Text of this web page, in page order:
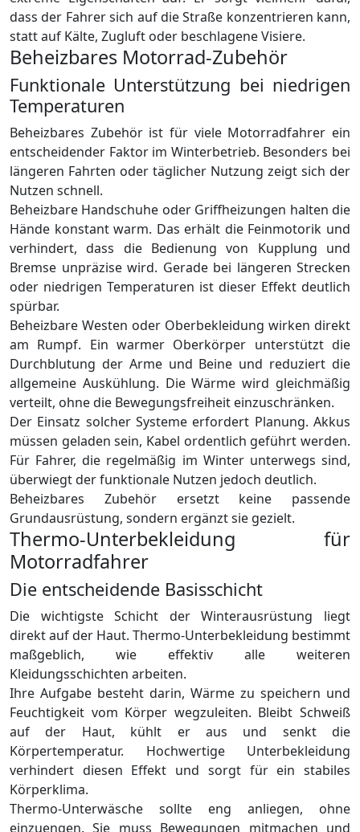
dass der Fahrer sich auf die Straße konzentrieren kann,
statt auf Kälte, Zugluft oder beschlagene Visiere.
Beheizbares Motorrad-Zubehör
Funktionale Unterstützung bei niedrigen
Temperaturen
Beheizbares Zubehör ist für viele Motorradfahrer ein
entscheidender Faktor im Winterbetrieb. Besonders bei
längeren Fahrten oder täglicher Nutzung zeigt sich der
Nutzen schnell.
Beheizbare Handschuhe oder Griffheizungen halten die
Hände konstant warm. Das erhält die Feinmotorik und
verhindert, dass die Bedienung von Kupplung und
Bremse unpräzise wird. Gerade bei längeren Strecken
oder niedrigen Temperaturen ist dieser Effekt deutlich
spürbar.
Beheizbare Westen oder Oberbekleidung wirken direkt
am Rumpf. Ein warmer Oberkörper unterstützt die
Durchblutung der Arme und Beine und reduziert die
allgemeine Auskühlung. Die Wärme wird gleichmäßig
verteilt, ohne die Bewegungsfreiheit einzuschränken.
Der Einsatz solcher Systeme erfordert Planung. Akkus
müssen geladen sein, Kabel ordentlich geführt werden.
Für Fahrer, die regelmäßig im Winter unterwegs sind,
überwiegt der funktionale Nutzen jedoch deutlich.
Beheizbares Zubehör ersetzt keine passende
Grundausrüstung, sondern ergänzt sie gezielt.
Thermo-Unterbekleidung für
Motorradfahrer
Die entscheidende Basisschicht
Die wichtigste Schicht der Winterausrüstung liegt
direkt auf der Haut. Thermo-Unterbekleidung bestimmt
maßgeblich, wie effektiv alle weiteren
Kleidungsschichten arbeiten.
Ihre Aufgabe besteht darin, Wärme zu speichern und
Feuchtigkeit vom Körper wegzuleiten. Bleibt Schweiß
auf der Haut, kühlt er aus und senkt die
Körpertemperatur. Hochwertige Unterbekleidung
verhindert diesen Effekt und sorgt für ein stabiles
Körperklima.
Thermo-Unterwäsche sollte eng anliegen, ohne
einzuengen. Sie muss Bewegungen mitmachen und